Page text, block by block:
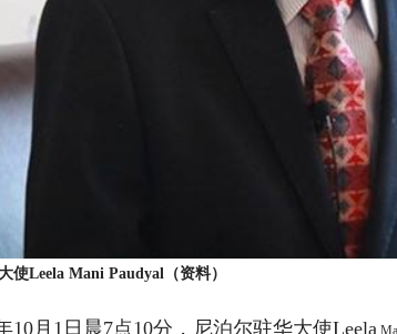
使Leela Mani Paudyal（资料）
月1日晨7点10分，尼泊尔驻华大使Leela